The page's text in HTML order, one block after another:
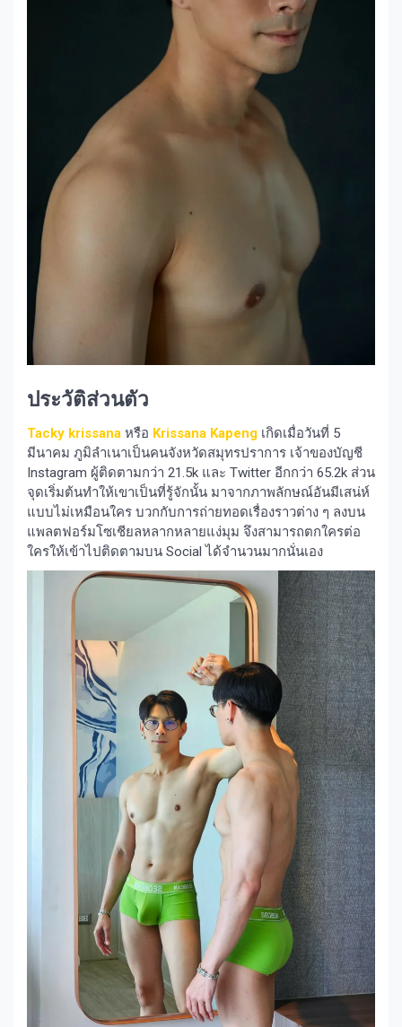
ประวัติส่วนตัว
Tacky krissana หรือ Krissana Kapeng เกิดเมื่อวันที่ 5
มีนาคม ภูมิลำเนาเป็นคนจังหวัดสมุทรปราการ เจ้าของบัญชี
Instagram ผู้ติดตามกว่า 21.5k และ Twitter อีกกว่า 65.2k ส่วน
จุดเริ่มต้นทำให้เขาเป็นที่รู้จักนั้น มาจากภาพลักษณ์อันมีเสน่ห์
แบบไม่เหมือนใคร บวกกับการถ่ายทอดเรื่องราวต่าง ๆ ลงบน
แพลตฟอร์มโซเชียลหลากหลายแง่มุม จึงสามารถตกใครต่อ
ใครให้เข้าไปติดตามบน Social ได้จำนวนมากนั่นเอง